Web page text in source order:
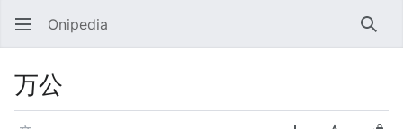
Onipedia 検索
万公